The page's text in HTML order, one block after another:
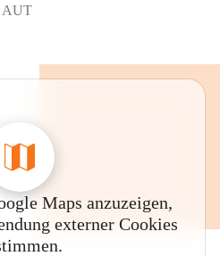
AUT
Maps anzuzeigen,
externer Cookies